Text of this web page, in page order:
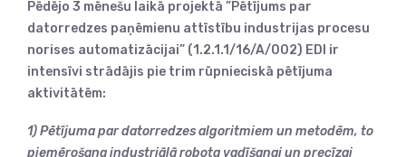
Pēdējo 3 mēnešu laikā projektā ”Pētījums par
datorredzes paņēmienu attīstību industrijas procesu
norises automatizācijai” (1.2.1.1/16/A/002) EDI ir
intensīvi strādājis pie trim rūpnieciskā pētījuma
aktivitātēm:
1) Pētījuma par datorredzes algoritmiem un metodēm, to
piemērošana industriālā robota vadīšanai un precīzai